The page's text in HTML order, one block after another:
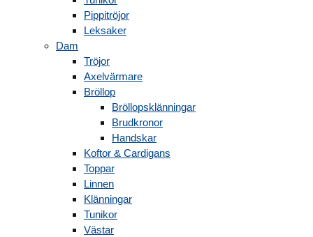
Pippitröjor
Leksaker
Dam
Tröjor
Axelvärmare
Bröllop
Bröllopsklänningar
Brudkronor
Handskar
Koftor & Cardigans
Toppar
Linnen
Klänningar
Tunikor
Västar